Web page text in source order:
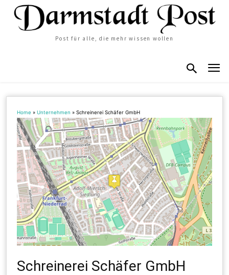
Post für alle, die mehr wissen wollen
Home »Unternehmen »Schreinerei Schäfer GmbH
Schreinerei Schäfer GmbH